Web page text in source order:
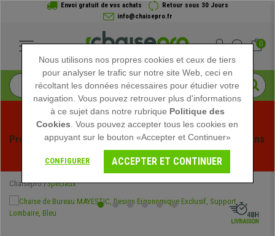
Envoi gratuit de vos achats
Retour sous 30 Jours
info@chaisepro.fr
0
Profitez des soldes d'été chez Chaisepro ! Des réductions
exclusives pour une durée limitée - Voir l'offre
Chaisepro Spéciaux
Nous utilisons nos propres cookies et ceux de tiers
pour analyser le trafic sur notre site Web, ceci en
récoltant les données nécessaires pour étudier votre
navigation. Vous pouvez retrouver plus d'informations
à ce sujet dans notre rubrique Politique des
Cookies . Vous pouvez accepter tous les cookies en
appuyant sur le bouton «Accepter et Continuer»
CONFIGURER ACCEPTER ET CONTINUER